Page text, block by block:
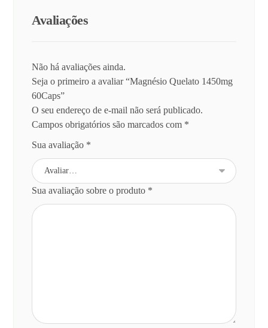
Avaliações
Não há avaliações ainda.
Seja o primeiro a avaliar “Magnésio Quelato 1450mg
60Caps”
O seu endereço de e-mail não será publicado.
Campos obrigatórios são marcados com *
Sua avaliação *
Sua avaliação sobre o produto *